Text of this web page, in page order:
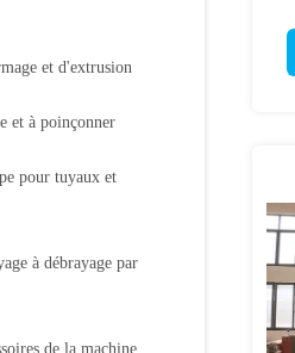
et d'extrusion
et à poinçonner
pour tuyaux et
à débrayage par
de la machine